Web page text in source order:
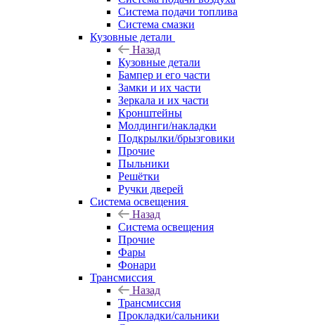
Система подачи топлива
Система смазки
Кузовные детали
Назад
Кузовные детали
Бампер и его части
Замки и их части
Зеркала и их части
Кронштейны
Молдинги/накладки
Подкрылки/брызговики
Прочие
Пыльники
Решётки
Ручки дверей
Система освещения
Назад
Система освещения
Прочие
Фары
Фонари
Трансмиссия
Назад
Трансмиссия
Прокладки/сальники